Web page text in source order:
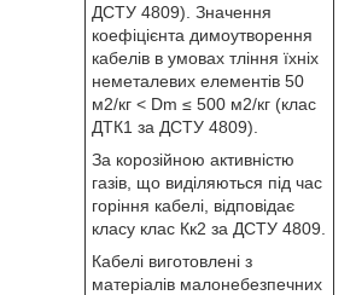
ДСТУ 4809). Значення
коефіцієнта димоутворення
кабелів в умовах тління їхніх
неметалевих елементів 50
м2/кг < Dm ≤ 500 м2/кг (клас
ДТК1 за ДСТУ 4809).
За корозійною активністю
газів, що виділяються під час
горіння кабелі, відповідає
класу клас Кк2 за ДСТУ 4809.
Кабелі виготовлені з
матеріалів малонебезпечних